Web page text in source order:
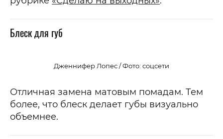
Блеск для губ
Дженнифер Лопес / Фото: соцсети
Отличная замена матовым помадам. Тем
более, что блеск делает губы визуально
объемнее.